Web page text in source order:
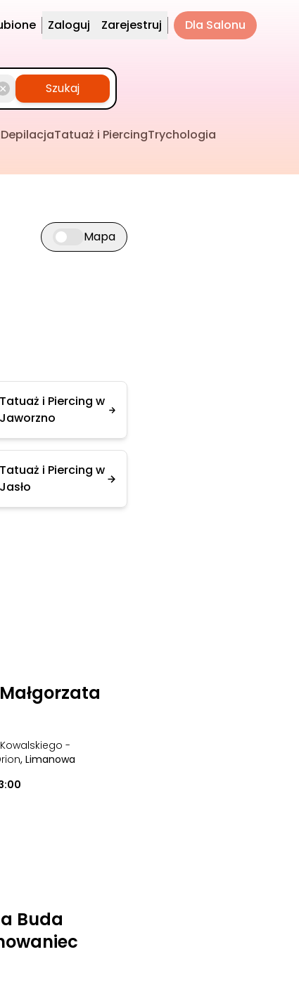
Zaloguj Zarejestruj Dla Salonu
Szukaj
DepilacjaTatuaż i PiercingTrychologia
Przełącz widok mapy
Mapa
Tatuaż i Piercing w
Jaworzno
Tatuaż i Piercing w
Jasło
-
, Limanowa
Buda